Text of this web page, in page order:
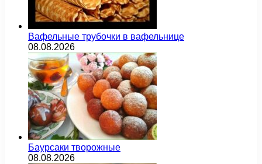
Вафельные трубочки в вафельнице
08.08.2026
Баурсаки творожные
08.08.2026